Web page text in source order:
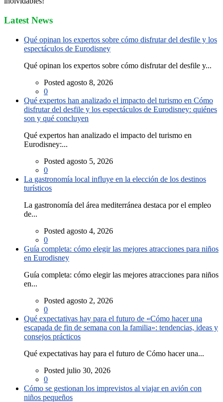
Latest News
Qué opinan los expertos sobre cómo disfrutar del desfile y los
espectáculos de Eurodisney
Qué opinan los expertos sobre cómo disfrutar del desfile y...
Posted agosto 8, 2026
0
Qué expertos han analizado el impacto del turismo en Cómo
disfrutar del desfile y los espectáculos de Eurodisney: quiénes
son y qué concluyen
Qué expertos han analizado el impacto del turismo en
Eurodisney:...
Posted agosto 5, 2026
0
La gastronomía local influye en la elección de los destinos
turísticos
La gastronomía del área mediterránea destaca por el empleo
de...
Posted agosto 4, 2026
0
Guía completa: cómo elegir las mejores atracciones para niños
en Eurodisney
Guía completa: cómo elegir las mejores atracciones para niños
en...
Posted agosto 2, 2026
0
Qué expectativas hay para el futuro de «Cómo hacer una
escapada de fin de semana con la familia»: tendencias, ideas y
consejos prácticos
Qué expectativas hay para el futuro de Cómo hacer una...
Posted julio 30, 2026
0
Cómo se gestionan los imprevistos al viajar en avión con
niños pequeños